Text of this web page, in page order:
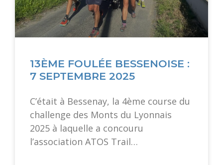
13ÈME FOULÉE BESSENOISE :
7 SEPTEMBRE 2025
C’était à Bessenay, la 4ème course du
challenge des Monts du Lyonnais
2025 à laquelle a concouru
l’association ATOS Trail…